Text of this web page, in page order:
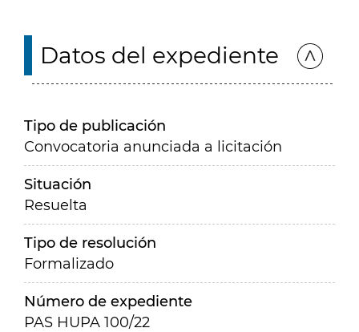
Datos del expediente
Tipo de publicación
Convocatoria anunciada a licitación
Situación
Resuelta
Tipo de resolución
Formalizado
Número de expediente
PAS HUPA 100/22